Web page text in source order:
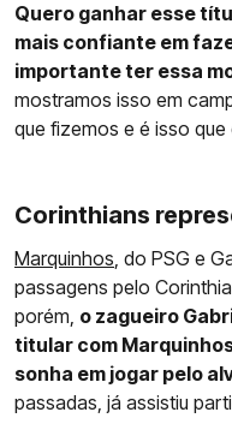
Quero ganhar esse
mais confiante em
importante ter essa
mostramos isso em
que fizemos e é isso
Corinthians
Marquinhos, do PSG e
passagens pelo
porém, o zagueiro
titular com
sonha em jogar pelo
passadas, já assistiu